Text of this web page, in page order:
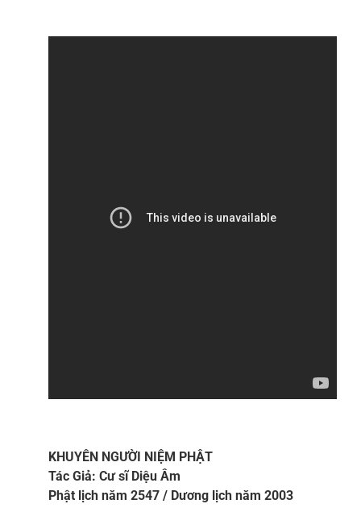
KHUYÊN NGƯỜI NIỆM PHẬT
Tác Giả: Cư sĩ Diệu Âm
Phật lịch năm 2547 / Dương lịch năm 2003